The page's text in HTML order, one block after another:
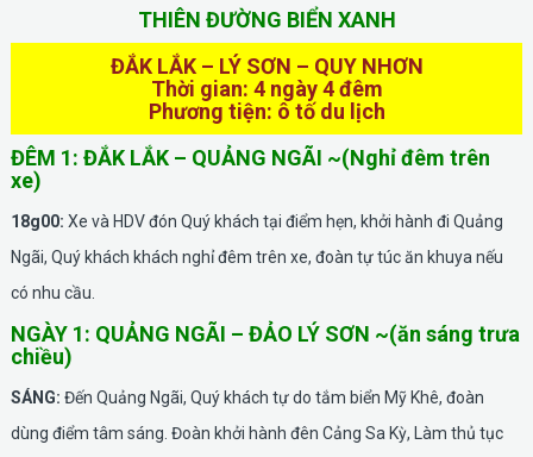
THIÊN ĐƯỜNG BIỂN XANH
ĐẮK LẮK – LÝ SƠN – QUY NHƠN
Thời gian: 4 ngày 4 đêm
Phương tiện: ô tố du lịch
ĐÊM 1: ĐẮK LẮK – QUẢNG NGÃI ~(Nghỉ đêm trên
xe)
18g00: Xe và HDV đón Quý khách tại điểm hẹn, khởi hành đi Quảng
Ngãi, Quý khách khách nghỉ đêm trên xe, đoàn tự túc ăn khuya nếu
có nhu cầu.
NGÀY 1: QUẢNG NGÃI – ĐẢO LÝ SƠN ~(ăn sáng trưa
chiều)
SÁNG: Đến Quảng Ngãi, Quý khách tự do tắm biển Mỹ Khê, đoàn
dùng điểm tâm sáng. Đoàn khởi hành đên Cảng Sa Kỳ, Làm thủ tục